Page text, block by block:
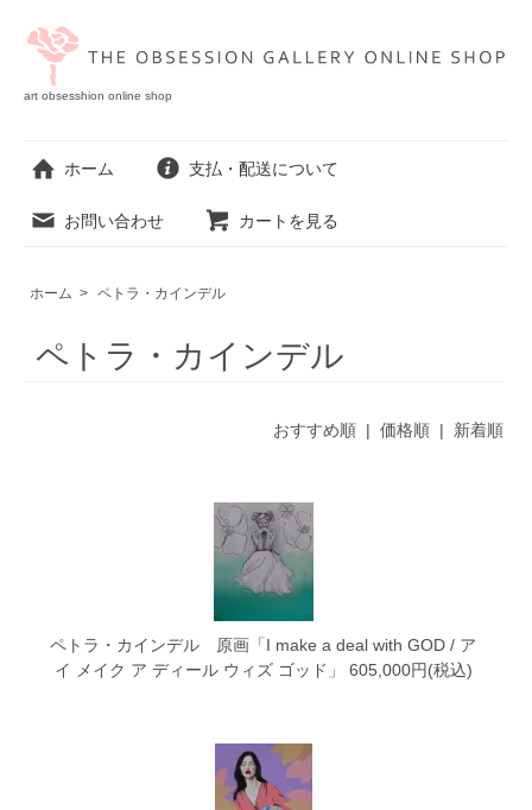
art obsesshion online shop
ホーム 支払・配送について
お問い合わせ カートを見る
ホーム > ペトラ・カインデル
ペトラ・カインデル
おすすめ順 | 価格順| 新着順
ペトラ・カインデル 原画「I make a deal with GOD / ア
イ メイク ア ディール ウィズ ゴッド」
605,000円(税込)